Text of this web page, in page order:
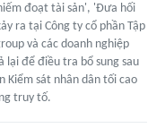
đoạt tài sản', 'Đưa hối
ra tại Công ty cổ phần Tập
và các doanh nghiệp
lại để điều tra bổ sung sau
Kiểm sát nhân dân tối cao
truy tố.